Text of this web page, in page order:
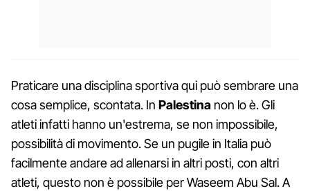
Praticare una disciplina sportiva qui può sembrare una
cosa semplice, scontata. In Palestina non lo è. Gli
atleti infatti hanno un'estrema, se non impossibile,
possibilità di movimento. Se un pugile in Italia può
facilmente andare ad allenarsi in altri posti, con altri
atleti, questo non è possibile per Waseem Abu Sal. A